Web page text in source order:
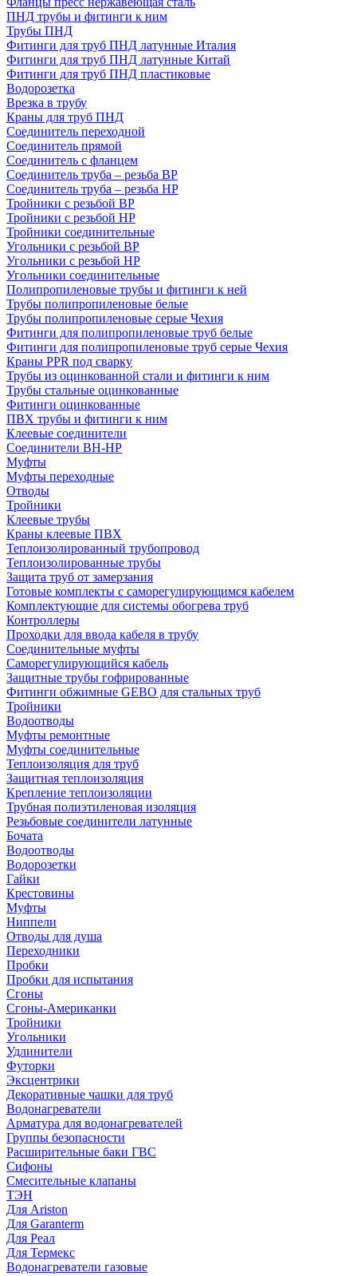
ПНД трубы и фитинги к ним
Трубы ПНД
Фитинги для труб ПНД латунные Италия
Фитинги для труб ПНД латунные Китай
Фитинги для труб ПНД пластиковые
Водорозетка
Врезка в трубу
Краны для труб ПНД
Соединитель переходной
Соединитель прямой
Соединитель с фланцем
Соединитель труба – резьба ВР
Соединитель труба – резьба НР
Тройники с резьбой ВР
Тройники с резьбой НР
Тройники соединительные
Угольники с резьбой ВР
Угольники с резьбой НР
Угольники соединительные
Полипропиленовые трубы и фитинги к ней
Трубы полипропиленовые белые
Трубы полипропиленовые серые Чехия
Фитинги для полипропиленовые труб белые
Фитинги для полипропиленовые труб серые Чехия
Краны PPR под сварку
Трубы из оцинкованной стали и фитинги к ним
Трубы стальные оцинкованные
Фитинги оцинкованные
ПВХ трубы и фитинги к ним
Клеевые соединители
Соединители ВН-НР
Муфты
Муфты переходные
Отводы
Тройники
Клеевые трубы
Краны клеевые ПВХ
Теплоизолированный трубопровод
Теплоизолированные трубы
Защита труб от замерзания
Готовые комплекты с саморегулирующимся кабелем
Комплектующие для системы обогрева труб
Контроллеры
Проходки для ввода кабеля в трубу
Соединительные муфты
Саморегулирующийся кабель
Защитные трубы гофрированные
Фитинги обжимные GEBO для стальных труб
Тройники
Водоотводы
Муфты ремонтные
Муфты соединительные
Теплоизоляция для труб
Защитная теплоизоляция
Крепление теплоизоляции
Трубная полиэтиленовая изоляция
Резьбовые соединители латунные
Бочата
Водоотводы
Водорозетки
Гайки
Крестовины
Муфты
Ниппели
Отводы для душа
Переходники
Пробки
Пробки для испытания
Сгоны
Сгоны-Американки
Тройники
Угольники
Удлинители
Футорки
Эксцентрики
Декоративные чашки для труб
Водонагреватели
Арматура для водонагревателей
Группы безопасности
Расширительные баки ГВС
Сифоны
Смесительные клапаны
ТЭН
Для Ariston
Для Garanterm
Для Реал
Для Термекс
Водонагреватели газовые